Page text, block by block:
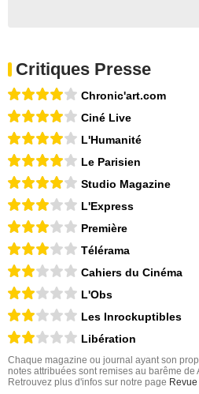
Critiques Presse
Chronic'art.com
Ciné Live
L'Humanité
Le Parisien
Studio Magazine
L'Express
Première
Télérama
Cahiers du Cinéma
L'Obs
Les Inrockuptibles
Libération
Chaque magazine ou journal ayant son
notes attribuées sont remises au barême de
Retrouvez plus d'infos sur notre page